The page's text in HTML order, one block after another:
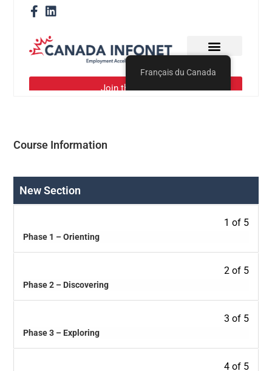
Course Information
New Section
1 of 5
Phase 1 – Orienting
2 of 5
Phase 2 – Discovering
3 of 5
Phase 3 – Exploring
4 of 5